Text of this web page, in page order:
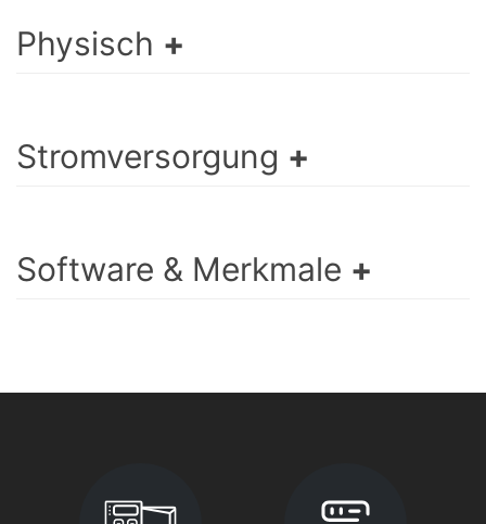
Physisch
Stromversorgung
Software & Merkmale